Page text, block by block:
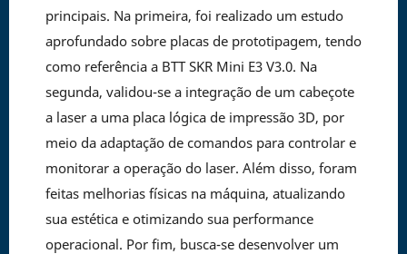
principais. Na primeira, foi realizado um estudo
aprofundado sobre placas de prototipagem, tendo
como referência a BTT SKR Mini E3 V3.0. Na
segunda, validou-se a integração de um cabeçote
a laser a uma placa lógica de impressão 3D, por
meio da adaptação de comandos para controlar e
monitorar a operação do laser. Além disso, foram
feitas melhorias físicas na máquina, atualizando
sua estética e otimizando sua performance
operacional. Por fim, busca-se desenvolver um